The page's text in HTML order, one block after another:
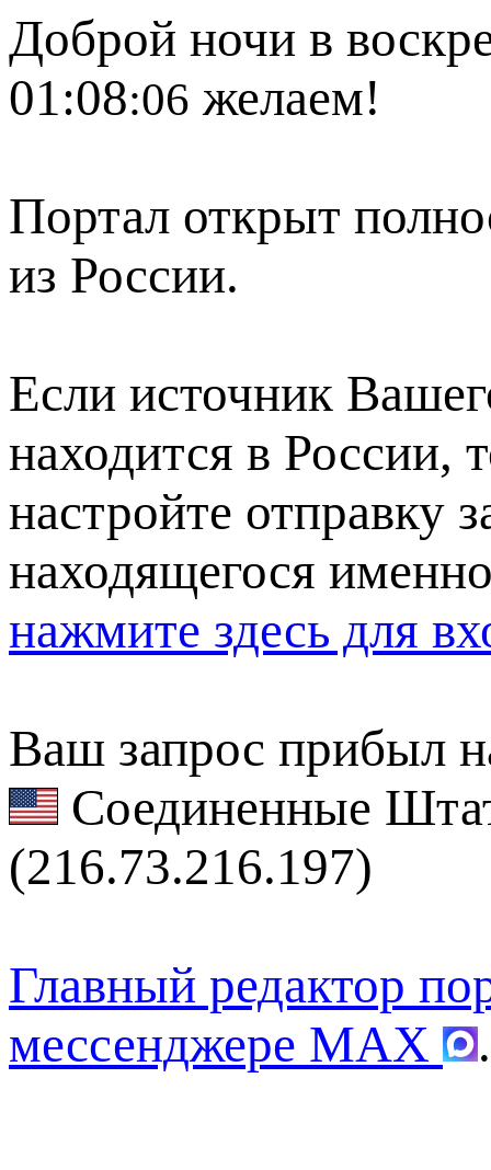
Доброй ночи в
01:08:06 желаем!
Портал открыт
из России.
Если источник
находится в России,
настройте отправку
находящегося
нажмите здесь для
Ваш запрос прибыл
Соединенные
(216.73.216.197)
Главный редактор
мессенджере MAX
.